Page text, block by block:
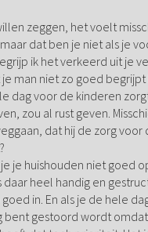
zeggen, het voelt
dat ben je niet als je
ik het verkeerd uit je
man niet zo goed
dag voor de kinderen
zou al rust geven.
dat hij de zorg voor
je huishouden niet goed
daar heel handig en
in. En als je de hele
bent gestoord wordt